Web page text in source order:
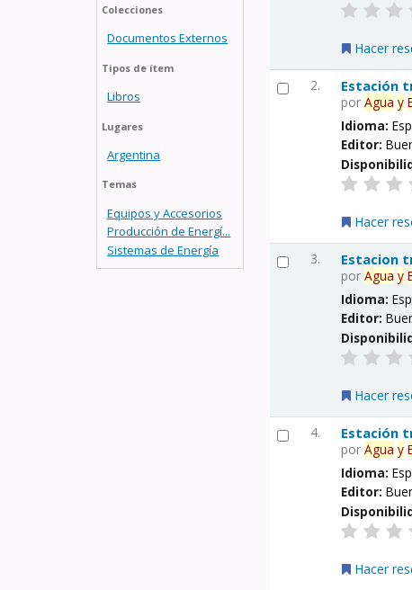
Colecciones
Documentos Externos
Tipos de ítem
Libros
Lugares
Argentina
Temas
Equipos y Accesorios
Producción de Energí...
Sistemas de Energía
Hacer
2. Estación
porAgua y
Idioma:
Editor:
Hacer
3. Estacion
porAgua y
Idioma:
Editor:
Hacer
4. Estación
porAgua y
Idioma:
Editor:
Hacer